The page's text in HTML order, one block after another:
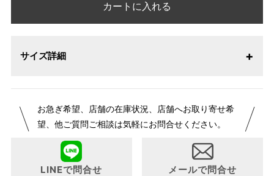
カートに入れる
サイズ詳細
お急ぎ希望、店舗の在庫状況、店舗へお取り寄せ希
望、他ご質問ご相談は気軽にお問合せください。
LINEで問合せ メールで問合せ